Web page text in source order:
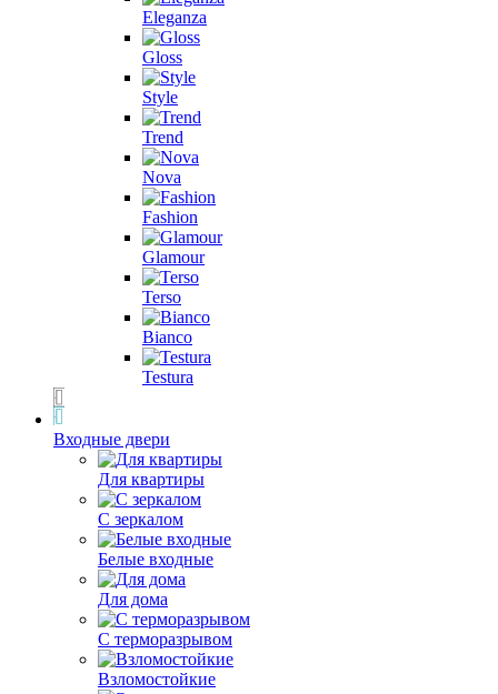
Eleganza
Gloss
Style
Trend
Nova
Fashion
Glamour
Terso
Bianco
Testura
Входные двери
Для квартиры
С зеркалом
Белые входные
Для дома
С терморазрывом
Взломостойкие